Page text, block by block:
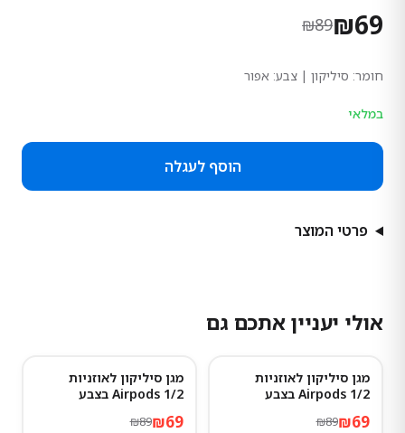
₪69
₪89
חומר: סיליקון | צבע: אפור
במלאי
הוסף לעגלה
פרטי המוצר
אולי יעניין אתכם גם
-
22 %
מגן סיליקון לאוזניות
Airpods 1/2 בצבע
₪69
₪89
-
22 %
מגן סיליקון לאוזניות
Airpods 1/2 בצבע
₪69
₪89